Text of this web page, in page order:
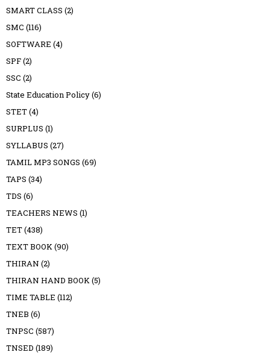
SMART CLASS (2)
SMC (116)
SOFTWARE (4)
SPF(2)
SSC (2)
State Education Policy(6)
STET(4)
SURPLUS (1)
SYLLABUS (27)
TAMIL MP3 SONGS (69)
TAPS (34)
TDS (6)
TEACHERS NEWS (1)
TET(438)
TEXT BOOK (90)
THIRAN (2)
THIRAN HAND BOOK (5)
TIME TABLE (112)
TNEB (6)
TNPSC (587)
TNSED (189)